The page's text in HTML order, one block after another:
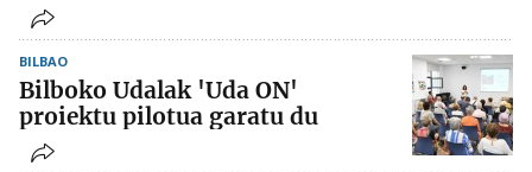
BILBAO
Bilboko Udalak 'Uda ON'
proiektu pilotua garatu du